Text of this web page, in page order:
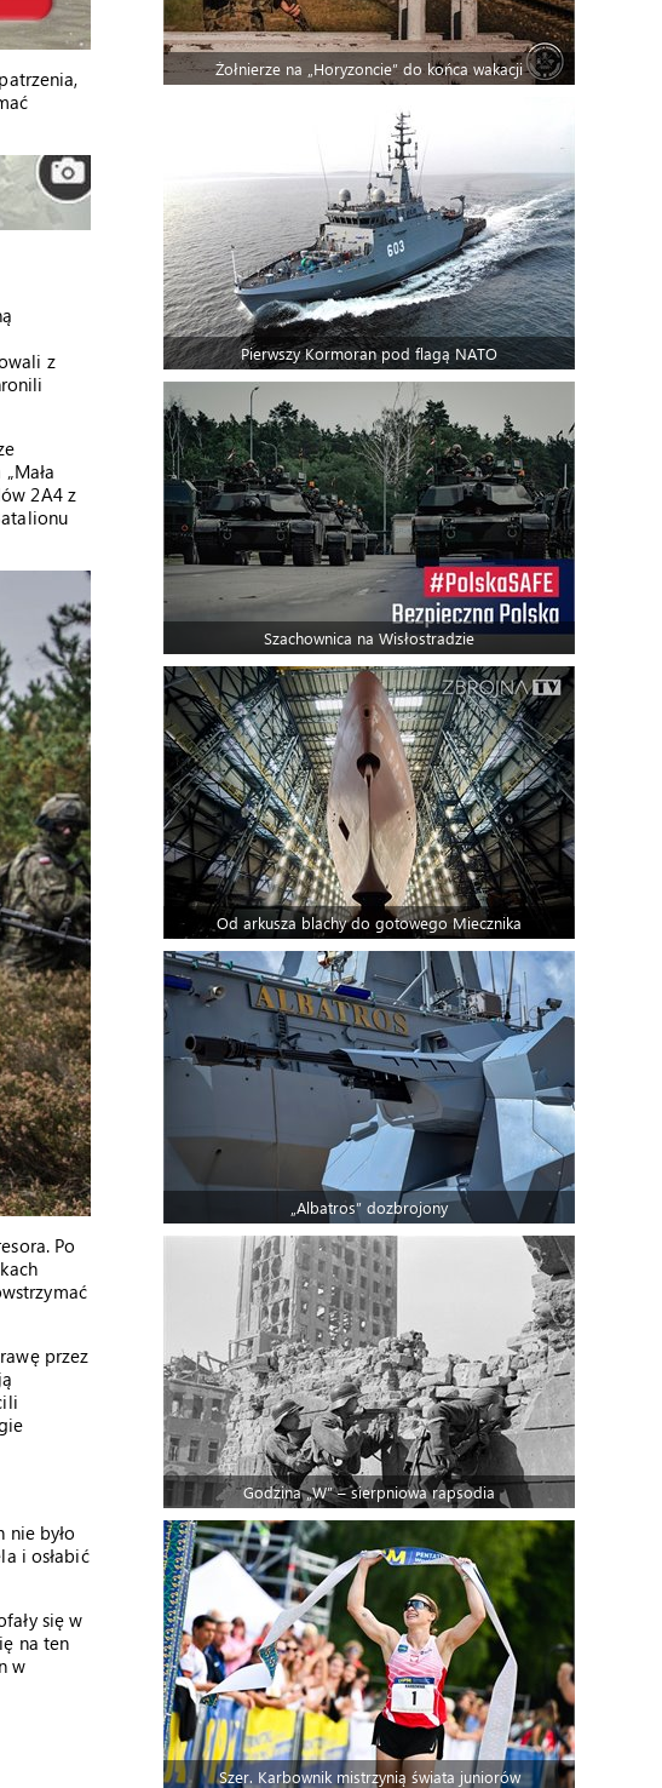
z
2A4 z
Po
przez
nie było
i osłabić
się w
na ten
w
Żołnierze na „Horyzoncie” do końca wakacji
Pierwszy Kormoran pod flagą NATO
Szachownica na Wisłostradzie
Od arkusza blachy do gotowego Miecznika
„Albatros” dozbrojony
Godzina „W” – sierpniowa rapsodia
Szer. Karbownik mistrzynią świata juniorów